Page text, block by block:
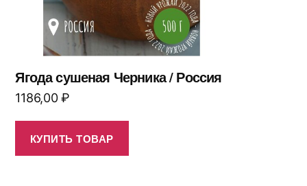
Ягода сушеная Черника / Россия
1186,00₽
КУПИТЬ ТОВАР